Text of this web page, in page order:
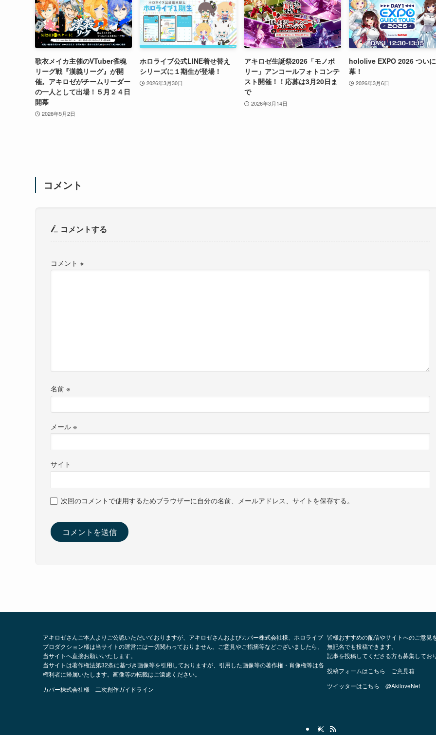
歌衣メイカ主催のVTuber雀魂
リーグ戦『漢義リーグ』が開
催。アキロゼがチームリーダー
の一人として出場！５月２４日
開幕
2026年5月2日
ホロライブ公式LINE着せ替え
シリーズに１期生が登場！
2026年3月30日
アキロゼ生誕祭2026「モノポ
リー」アンコールフォトコンテ
スト開催！！応募は3月20日ま
で
2026年3月14日
hololive EXPO 2026 つい
幕！
2026年3月6日
コメント
コメントする
コメント ※
名前※
メール※
サイト
次回のコメントで使用するためブラウザーに自分の名前、メールアドレス、サイトを保存する。
アキロゼさんご本人よりご公認いただいておりますが、アキロゼさんおよびカバー株式会社様、ホロライブ
プロダクション様は当サイトの運営には一切関わっておりません。ご意見やご指摘等などございましたら、
当サイトへ直接お願いいたします。
当サイトは著作権法第32条に基づき画像等を引用しておりますが、引用した画像等の著作権・肖像権等は各
権利者に帰属いたします。画像等の転載はご遠慮ください。
カバー株式会社様 二次創作ガイドライン
皆様おすすめの配信やサイトへのご意見
無記名でも投稿できます。
記事を投稿してくださる方も募集してお
投稿フォームはこちら
ご意見箱
ツイッターはこちら @AkiloveNet